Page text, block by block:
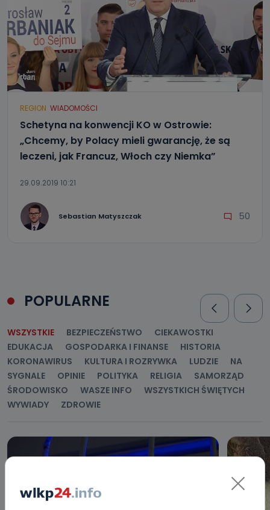
REGION WIADOMOŚCI
Schetyna na konwencji KO w Ostrowie:
„Chcemy, by Polacy mieli gwarancję, że są
leczeni, jak Francuz, Włoch czy Niemka”
29.09.2019 10:21
Sebastian Matyszczak 50
POPULARNE
WSZYSTKIE BEZPIECZEŃSTWO
CIEKAWOSTKI
EDUKACJA
GOSPODARKA I FINANSE
HISTORIA
KORONAWIRUS
KULTURA I ROZRYWKA LUDZIE
NA
SYGNALE
OPINIE POLITYKA RELIGIA
SAMORZĄD
ŚRODOWISKO
WASZE INFO
WSZYSTKICH ŚWIĘTYCH
WYWIADY
ZDROWIE